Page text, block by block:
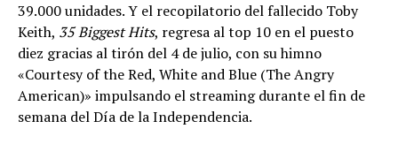
39.000 unidades. Y el recopilatorio del fallecido Toby
Keith, 35 Biggest Hits, regresa al top 10 en el puesto
diez gracias al tirón del 4 de julio, con su himno
«Courtesy of the Red, White and Blue (The Angry
American)» impulsando el streaming durante el fin de
semana del Día de la Independencia.